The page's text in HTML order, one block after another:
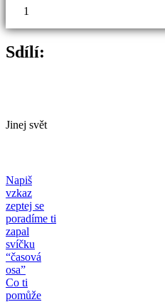
1
Sdílí:
Jinej svět
Napiš
vzkaz
zeptej se
poradíme ti
zapal
svíčku
“časová
osa”
Co ti
pomůže